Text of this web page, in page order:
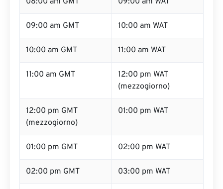
09:00 am GMT 10:00 am WAT
10:00 am GMT 11:00 am WAT
11:00 am GMT
12:00 pm WAT
(mezzogiorno)
12:00 pm GMT
(mezzogiorno)
01:00 pm WAT
01:00 pm GMT 02:00 pm WAT
02:00 pm GMT 03:00 pm WAT